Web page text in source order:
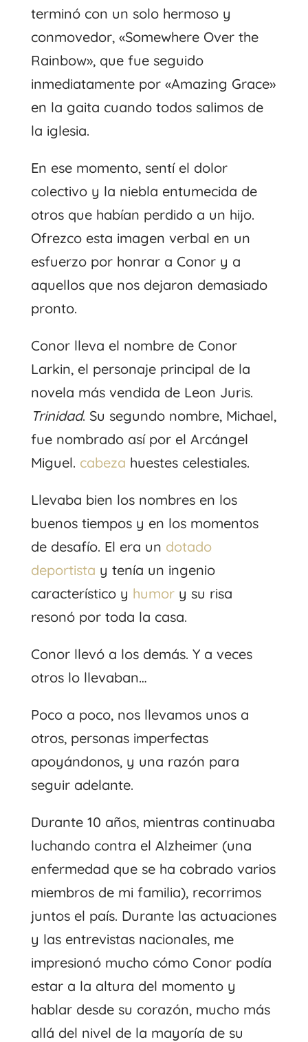
terminó con un solo hermoso y
conmovedor, «Somewhere Over the
Rainbow», que fue seguido
inmediatamente por «Amazing Grace»
en la gaita cuando todos salimos de
la iglesia.
En ese momento, sentí el dolor
colectivo y la niebla entumecida de
otros que habían perdido a un hijo.
Ofrezco esta imagen verbal en un
esfuerzo por honrar a Conor y a
aquellos que nos dejaron demasiado
pronto.
Conor lleva el nombre de Conor
Larkin, el personaje principal de la
novela más vendida de Leon Juris.
Trinidad. Su segundo nombre, Michael,
fue nombrado así por el Arcángel
Miguel. cabeza huestes celestiales.
Llevaba bien los nombres en los
buenos tiempos y en los momentos
de desafío. El era un dotado
deportista y tenía un ingenio
característico y humory su risa
resonó por toda la casa.
Conor llevó a los demás. Y a veces
otros lo llevaban…
Poco a poco, nos llevamos unos a
otros, personas imperfectas
apoyándonos, y una razón para
seguir adelante.
Durante 10 años, mientras continuaba
luchando contra el Alzheimer (una
enfermedad que se ha cobrado varios
miembros de mi familia), recorrimos
juntos el país. Durante las actuaciones
y las entrevistas nacionales, me
impresionó mucho cómo Conor podía
estar a la altura del momento y
hablar desde su corazón, mucho más
allá del nivel de la mayoría de su